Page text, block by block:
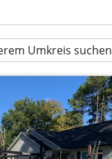
Umkreis suchen